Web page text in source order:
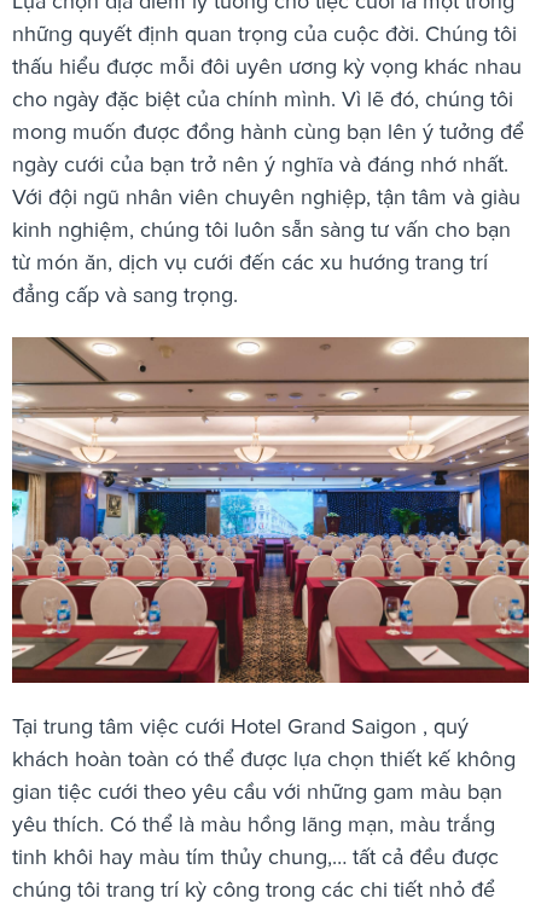
những quyết định quan trọng của cuộc đời. Chúng tôi
thấu hiểu được mỗi đôi uyên ương kỳ vọng khác nhau
cho ngày đặc biệt của chính mình. Vì lẽ đó, chúng tôi
mong muốn được đồng hành cùng bạn lên ý tưởng để
ngày cưới của bạn trở nên ý nghĩa và đáng nhớ nhất.
Với đội ngũ nhân viên chuyên nghiệp, tận tâm và giàu
kinh nghiệm, chúng tôi luôn sẵn sàng tư vấn cho bạn
từ món ăn, dịch vụ cưới đến các xu hướng trang trí
đẳng cấp và sang trọng.
Tại trung tâm việc cưới Hotel Grand Saigon , quý
khách hoàn toàn có thể được lựa chọn thiết kế không
gian tiệc cưới theo yêu cầu với những gam màu bạn
yêu thích. Có thể là màu hồng lãng mạn, màu trắng
tinh khôi hay màu tím thủy chung,… tất cả đều được
chúng tôi trang trí kỳ công trong các chi tiết nhỏ để